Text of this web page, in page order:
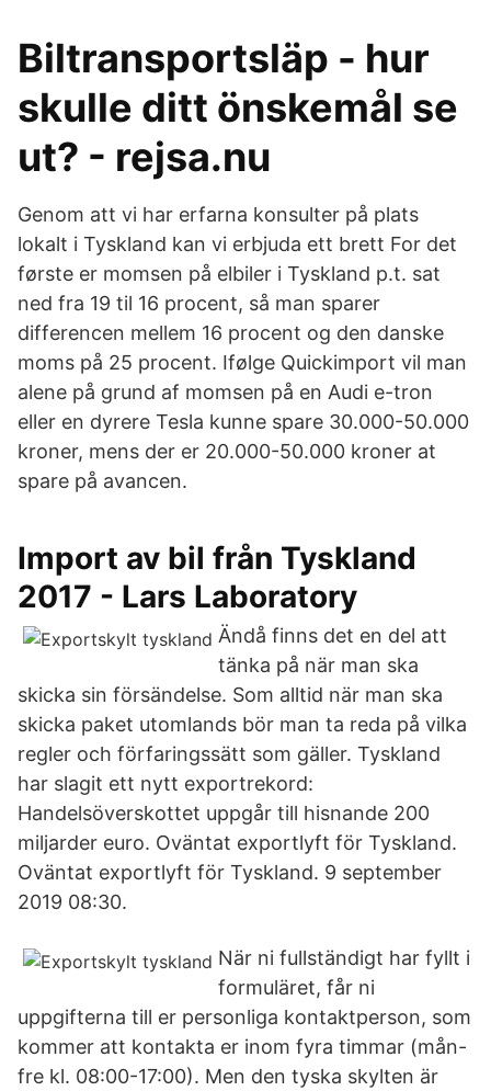
Biltransportsläp - hur
skulle ditt önskemål se
ut? - rejsa.nu
Genom att vi har erfarna konsulter på plats
lokalt i Tyskland kan vi erbjuda ett brett For det
første er momsen på elbiler i Tyskland p.t. sat
ned fra 19 til 16 procent, så man sparer
differencen mellem 16 procent og den danske
moms på 25 procent. Ifølge Quickimport vil man
alene på grund af momsen på en Audi e-tron
eller en dyrere Tesla kunne spare 30.000-50.000
kroner, mens der er 20.000-50.000 kroner at
spare på avancen.
Import av bil från Tyskland
2017 - Lars Laboratory
Ändå finns det en del att
tänka på när man ska
skicka sin försändelse. Som alltid när man ska
skicka paket utomlands bör man ta reda på vilka
regler och förfaringssätt som gäller. Tyskland
har slagit ett nytt exportrekord:
Handelsöverskottet uppgår till hisnande 200
miljarder euro. Oväntat exportlyft för Tyskland.
Oväntat exportlyft för Tyskland. 9 september
2019 08:30.
När ni fullständigt har fyllt i
formuläret, får ni
uppgifterna till er personliga kontaktperson, som
kommer att kontakta er inom fyra timmar (mån-
fre kl. 08:00-17:00). Men den tyska skylten är